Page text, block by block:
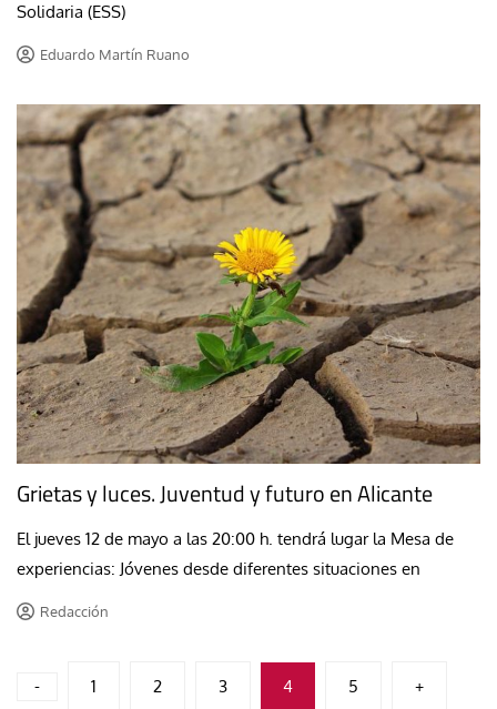
Solidaria (ESS)
Eduardo Martín Ruano
Grietas y luces. Juventud y futuro en Alicante
El jueves 12 de mayo a las 20:00 h. tendrá lugar la Mesa de
experiencias: Jóvenes desde diferentes situaciones en
Redacción
Paginación
- 1 2 3 4 5 +